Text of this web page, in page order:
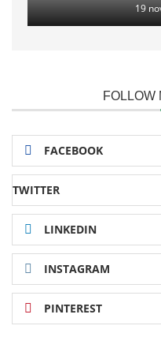
19
FOLLOW
FACEBOOK
TWITTER
LINKEDIN
INSTAGRAM
PINTEREST